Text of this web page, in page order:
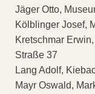
Jäger Otto,
Kölblinger Josef,
Kretschmar
Straße 37
Lang Adolf,
Mayr Oswald,